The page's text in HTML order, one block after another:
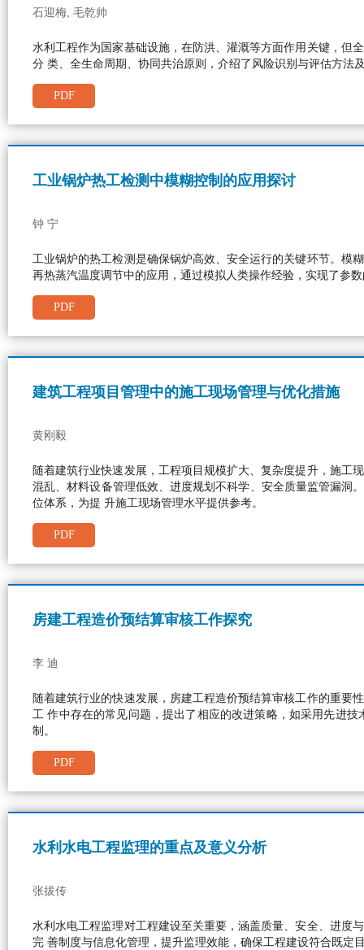
石迎梅, 毛乾帅
水利工程作为国家基础设施，在防洪、灌溉等方面作用关键，但
分 类、全生命周期、协同共治原则，介绍了风险识别与评估方法
PDF
工业锅炉热工检测中模糊控制的应用探讨
钟 宁
工业锅炉的热工检测是确保锅炉高效、安全运行的关键环节。模
再热蒸汽温度调节中的应用，通过模拟人类操作经验，实现了参
PDF
建筑工程项目管理中的施工现场管理与优化措施
黄刚毅
随着建筑行业快速发展，工程项目规模扩大、复杂度提升，施工
混乱、材料设备管理低效、进度规划不科学、安全质量监管漏洞
位体系，为提 升施工现场管理水平提供参考。
PDF
房建工程造价预结算审核工作探究
李 迪
随着建筑行业的快速发展，房建工程造价预结算审核工作的重要
工 作中存在的常见问题，提出了相应的改进策略，如采用先进
制。
PDF
水利水电工程监理的重点及意义分析
张拔传
水利水电工程监理对工程建设至关重要，涵盖质量、安全、进度
完 善制度与信息化管理，提升监理效能，确保工程建设符合既定